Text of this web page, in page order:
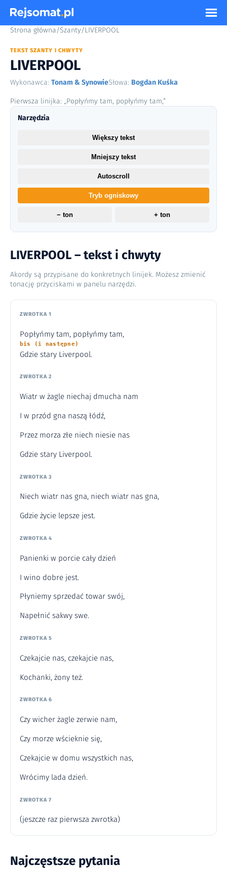
Strona główna/Szanty/LIVERPOOL
TEKST SZANTY I CHWYTY
LIVERPOOL
Wykonawca: Tonam & SynowieSłowa: Bogdan Kuśka
Pierwsza linijka: „Popłyńmy tam, popłyńmy tam,”
LIVERPOOL – tekst i chwyty
Akordy są przypisane do konkretnych linijek. Możesz zmienić
tonację przyciskami w panelu narzędzi.
ZWROTKA 1
Popłyńmy tam, popłyńmy tam,
bis (i następne)
Gdzie stary Liverpool.
ZWROTKA 2
Wiatr w żagle niechaj dmucha nam
I w przód gna naszą łódź,
Przez morza złe niech niesie nas
Gdzie stary Liverpool.
ZWROTKA 3
Niech wiatr nas gna, niech wiatr nas gna,
Gdzie życie lepsze jest.
ZWROTKA 4
Panienki w porcie cały dzień
I wino dobre jest.
Płyniemy sprzedać towar swój,
Napełnić sakwy swe.
ZWROTKA 5
Czekajcie nas, czekajcie nas,
Kochanki, żony też.
ZWROTKA 6
Czy wicher żagle zerwie nam,
Czy morze wścieknie się,
Czekajcie w domu wszystkich nas,
Wrócimy lada dzień.
ZWROTKA 7
(jeszcze raz pierwsza zwrotka)
Najczęstsze pytania
Narzędzia
Większy tekst
Mniejszy tekst
Autoscroll
Tryb ogniskowy
− ton + ton